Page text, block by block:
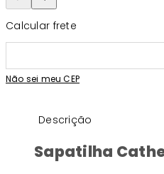
Calcular frete
Não sei meu CEP
Descrição
Sapatilha